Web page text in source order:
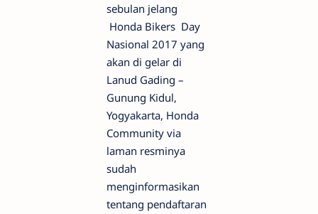
sebulan jelang
Honda Bikers Day
Nasional 2017 yang
akan di gelar di
Lanud Gading –
Gunung Kidul,
Yogyakarta, Honda
Community via
laman resminya
sudah
menginformasikan
tentang pendaftaran